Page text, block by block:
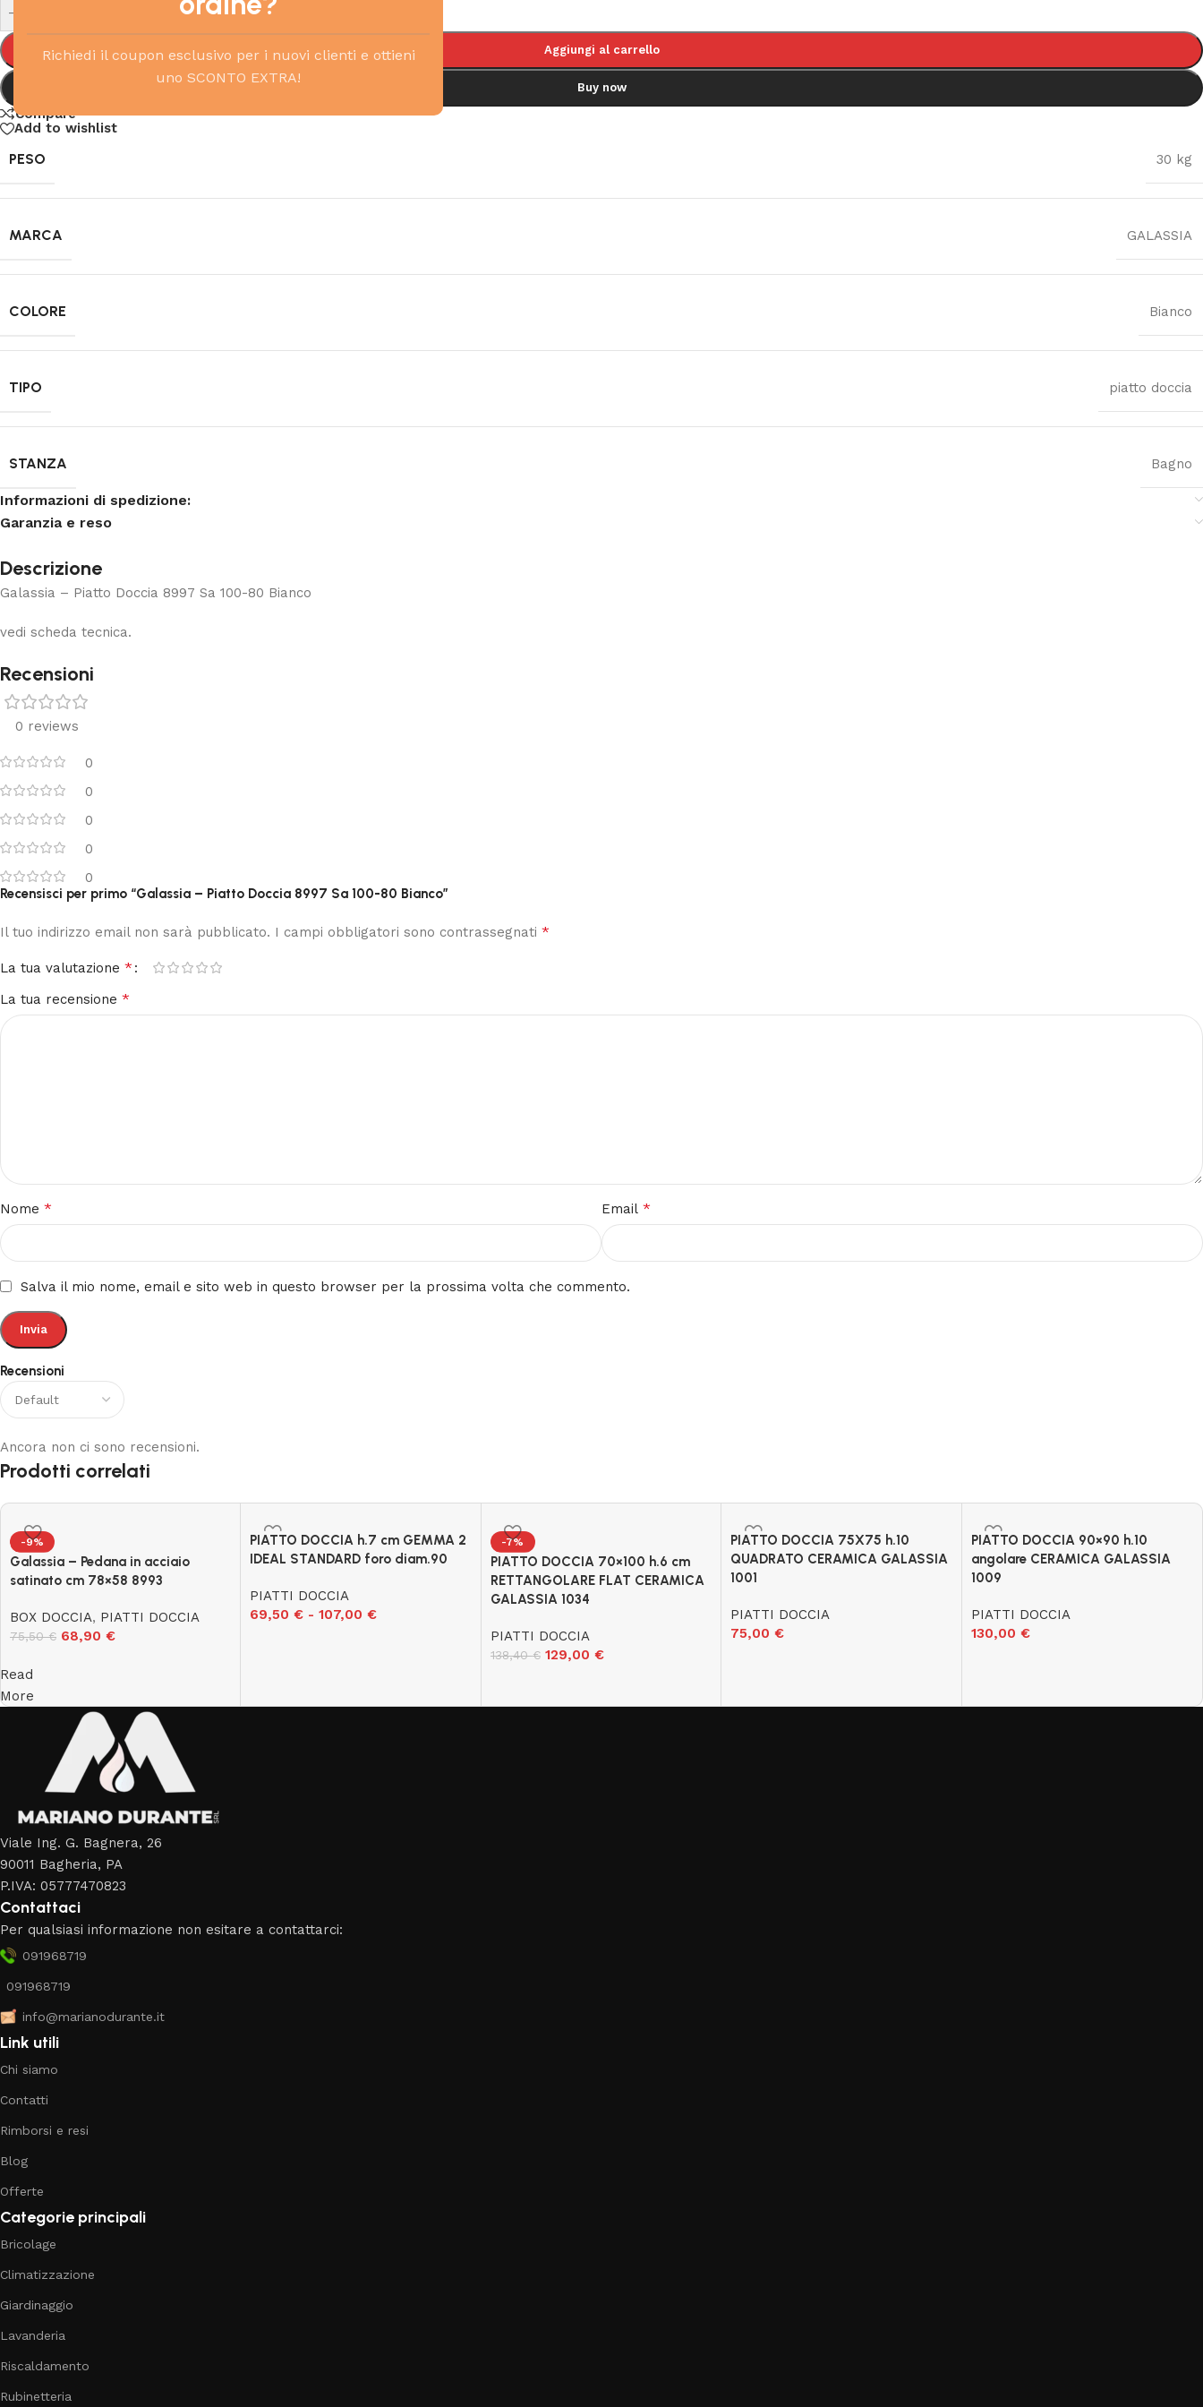
Richiedi il coupon esclusivo per i nuovi clienti e ottieni
uno SCONTO EXTRA!
-
Aggiungi al carrello
Buy now
Compare
Add to wishlist
PESO 30 kg
MARCA GALASSIA
COLORE Bianco
TIPO piatto doccia
STANZA Bagno
Informazioni di spedizione:
Garanzia e reso
Descrizione
Galassia – Piatto Doccia 8997 Sa 100-80 Bianco
vedi scheda tecnica.
Recensioni
0 reviews
0
0
0
0
0
Recensioni
Ancora non ci sono recensioni.
Recensisci per primo “Galassia – Piatto Doccia 8997 Sa 100-80 Bianco”
Il tuo indirizzo email non sarà pubblicato. I campi obbligatori sono contrassegnati *
La tua valutazione *
La tua recensione *
Nome * Email *
Salva il mio nome, email e sito web in questo browser per la prossima volta che commento.
Prodotti correlati
-9%
Galassia – Pedana in acciaio
satinato cm 78×58 8993
BOX DOCCIA, PIATTI DOCCIA
75,50€ 68,90 €
PIATTO DOCCIA h.7 cm GEMMA 2
IDEAL STANDARD foro diam.90
PIATTI DOCCIA
69,50€ - 107,00€
-7%
PIATTO DOCCIA 70×100 h.6 cm
RETTANGOLARE FLAT CERAMICA
GALASSIA 1034
PIATTI DOCCIA
138,40€ 129,00 €
PIATTO DOCCIA 75X75 h.10
QUADRATO CERAMICA GALASSIA
1001
PIATTI DOCCIA
75,00€
PIATTO DOCCIA 90×90 h.10
angolare CERAMICA GALASSIA
1009
PIATTI DOCCIA
130,00 €
Read
More
Viale Ing. G. Bagnera, 26
90011 Bagheria, PA
P.IVA: 05777470823
Contattaci
Per qualsiasi informazione non esitare a contattarci:
091968719
091968719
info@marianodurante.it
Link utili
Chi siamo
Contatti
Rimborsi e resi
Blog
Offerte
Categorie principali
Bricolage
Climatizzazione
Giardinaggio
Lavanderia
Riscaldamento
Rubinetteria